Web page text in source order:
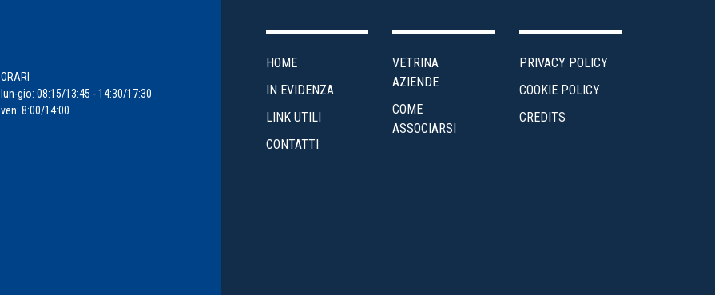
ORARI
lun-gio: 08:15/13:45 - 14:30/17:30
ven: 8:00/14:00
HOME
IN EVIDENZA
LINK UTILI
CONTATTI
VETRINA
AZIENDE
COME
ASSOCIARSI
PRIVACY POLICY
COOKIE POLICY
CREDITS